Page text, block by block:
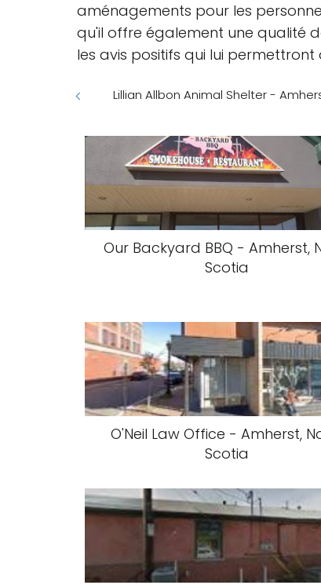
aménagements pour les
qu'il offre également une qualité
les avis positifs qui lui
Lillian Allbon Animal Shelter -
Our Backyard BBQ - Amherst,
Scotia
O'Neil Law Office - Amherst,
Scotia